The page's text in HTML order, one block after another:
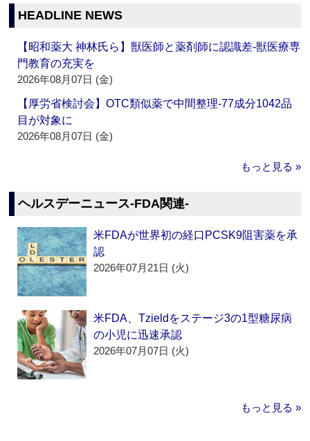
HEADLINE NEWS
【昭和薬大 神林氏ら】獣医師と薬剤師に認識差‐獣医療専
門教育の充実を
2026年08月07日 (金)
【厚労省検討会】OTC類似薬で中間整理‐77成分1042品
目が対象に
2026年08月07日 (金)
もっと見る »
ヘルスデーニュース‐FDA関連‐
米FDAが世界初の経口PCSK9阻害薬を承
認
2026年07月21日 (火)
米FDA、Tzieldをステージ3の1型糖尿病
の小児に迅速承認
2026年07月07日 (火)
もっと見る »